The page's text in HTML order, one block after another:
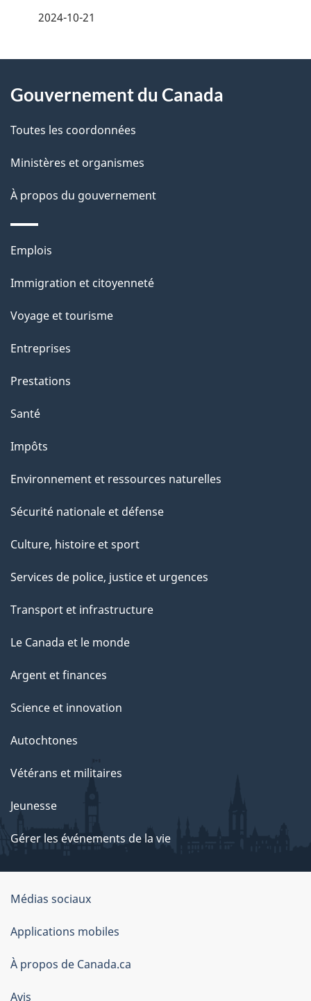
i
l
s
d
e
l
a
p
a
g
e
2024-10-21
propos
de
ce
site
Gouvernement du Canada
Toutes les coordonnées
Ministères et organismes
À propos du gouvernement
Thèmes
sujets
Emplois
Immigration et citoyenneté
Voyage et tourisme
Entreprises
Prestations
Santé
Impôts
Environnement et ressources naturelles
Sécurité nationale et défense
Culture, histoire et sport
Services de police, justice et urgences
Transport et infrastructure
Le Canada et le monde
Argent et finances
Science et innovation
Autochtones
Vétérans et militaires
Jeunesse
Gérer les événements de la vie
Organisation
du
gouvernement
du
Canada
Médias sociaux
Applications mobiles
À propos de Canada.ca
Avis